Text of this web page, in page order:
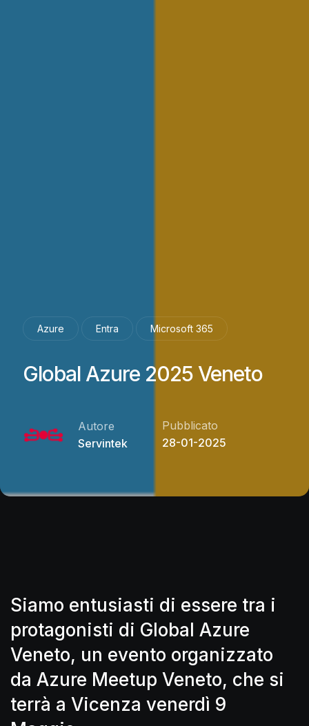
Azure Entra Microsoft 365
Global Azure 2025 Veneto
Autore
Servintek
Pubblicato
28-01-2025
Siamo entusiasti di essere tra i
protagonisti di Global Azure
Veneto, un evento organizzato
da Azure Meetup Veneto, che si
terrà a Vicenza venerdì 9